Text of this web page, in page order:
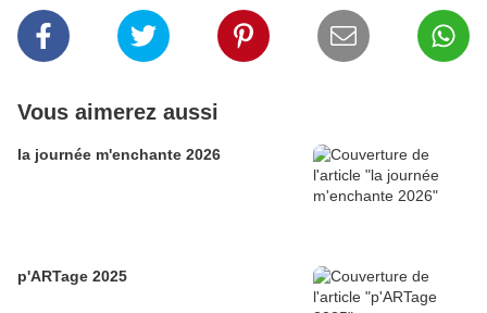
Vous aimerez aussi
la journée m'enchante 2026
p'ARTage 2025